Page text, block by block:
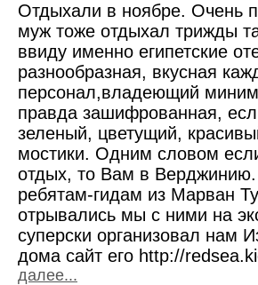
Отдыхали в ноябре. Очень
муж тоже отдыхал трижды
ввиду именно египетские
разнообразная, вкусная
персонал,владеющий
правда зашифрованная,
зеленый, цветущий,
мостики. Одним словом
отдых, то Вам в Верджинию.
ребятам-гидам из Марван
отрывались мы с ними на
суперски организовал нам
дома сайт его http://
далее...